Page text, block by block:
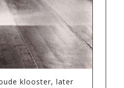
klooster, later